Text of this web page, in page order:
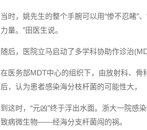
当时，姚先生的整个手腕可以用“惨不忍睹”
力量。”田医生说。
随后，医院立马启动了多学科协助作诊治
在医务部MDT中心的组织下，由放射科、
后，认为患者感染海分枝杆菌的可能性大，
到这时，“元凶”终于浮出水面。浙大一院感
致病微生物——经海分支杆菌闯的祸。